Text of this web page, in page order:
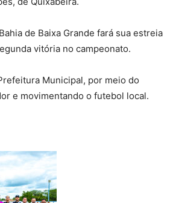
de Baixa Grande fará sua estreia
vitória no campeonato.
Municipal, por meio do
e movimentando o futebol local.